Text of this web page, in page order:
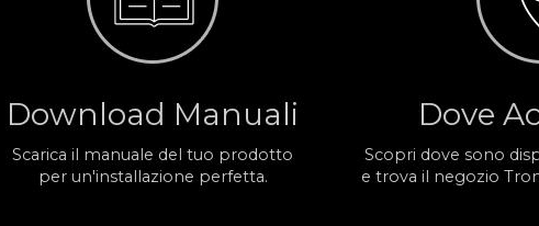
Download Manuali
Scarica il manuale del tuo prodotto
per un'installazione perfetta.
Dove
Scopri dove sono
e trova il negozio